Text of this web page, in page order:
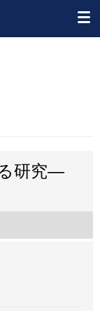
研究―